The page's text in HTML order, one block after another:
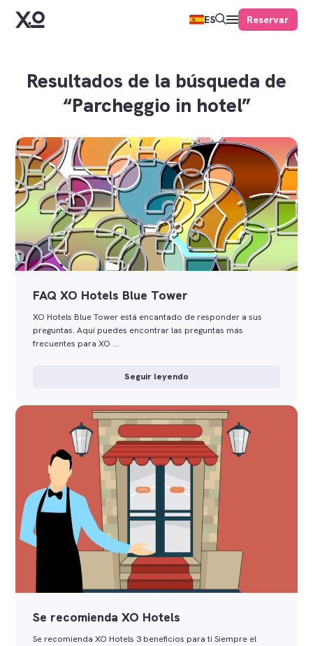
ES Reservar
Resultados de la búsqueda de
“Parcheggio in hotel”
FAQ XO Hotels Blue Tower
XO Hotels Blue Tower está encantado de responder a sus
preguntas. Aquí puedes encontrar las preguntas más
frecuentes para XO …
Seguir leyendo
Se recomienda XO Hotels
Se recomienda XO Hotels 3 beneficios para ti Siempre el